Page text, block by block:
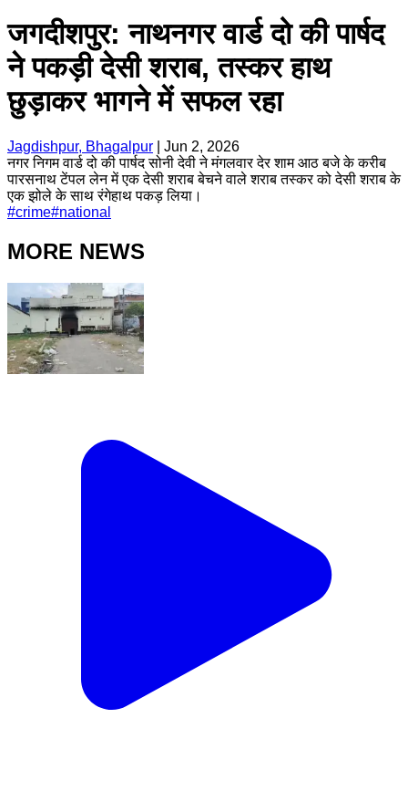
जगदीशपुर: नाथनगर वार्ड दो की पार्षद
ने पकड़ी देसी शराब, तस्कर हाथ
छुड़ाकर भागने में सफल रहा
Jagdishpur, Bhagalpur
Jun 2, 2026
नगर निगम वार्ड दो की पार्षद सोनी देवी ने मंगलवार देर शाम आठ बजे के करीब
पारसनाथ टेंपल लेन में एक देसी शराब बेचने वाले शराब तस्कर को देसी शराब के
एक झोले के साथ रंगेहाथ पकड़ लिया।
#crime#national
MORE NEWS